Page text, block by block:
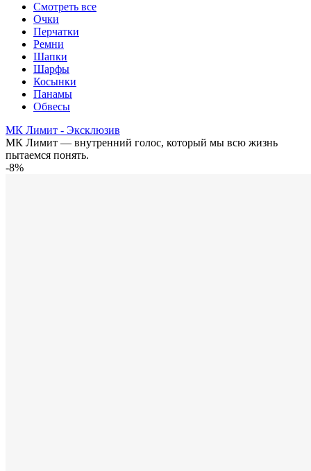
Смотреть все
Очки
Перчатки
Ремни
Шапки
Шарфы
Косынки
Панамы
Обвесы
МК Лимит - Эксклюзив
МК Лимит — внутренний голос, который мы всю жизнь
пытаемся понять.
-8%